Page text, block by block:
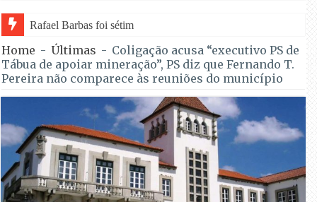
Rafael Barbas foi sétimo na Torre na estreia pela Tavfer na V
Home - Últimas - Coligação acusa “executivo PS de
Tábua de apoiar mineração”, PS diz que Fernando T.
Pereira não comparece às reuniões do município